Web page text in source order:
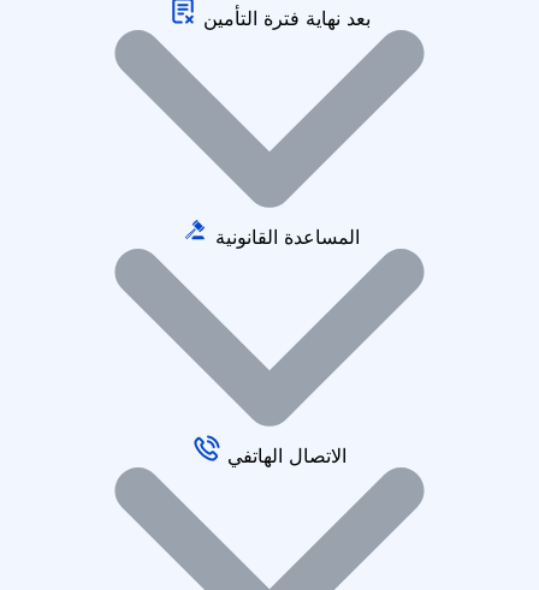
بعد نهاية فترة التأمين
المساعدة القانونية
الاتصال الهاتفي